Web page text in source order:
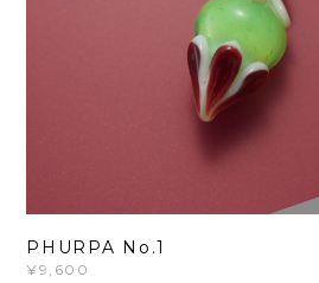
PHURPA No.1
¥9,600